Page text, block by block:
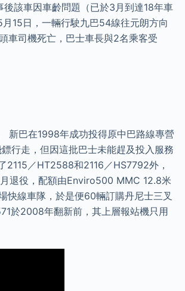
該車因車齡問題（已於3月到達18年車
15日，一輛行駛九巴54線往元朗方向
車司機死亡，巴士車長與2名乘客受
新巴在1998年成功投得原中巴路線專營
行走，但因這批巴士未能趕及投入服務
／HT2588和2116／HS7792外，
退役，配額由Enviro500 MMC 12.8米
快線車隊，於是便60輛訂購丹尼士三叉
於2008年翻新前，其上層報站機只用